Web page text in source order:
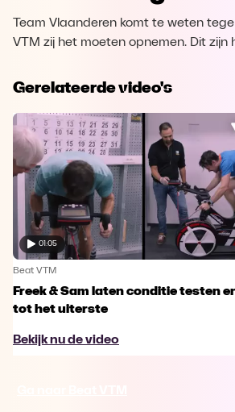
Team Vlaanderen komt te weten
VTM zij het moeten opnemen. Dit zijn
Gerelateerde video's
01:05
Beat VTM
Freek & Sam laten conditie testen
tot het uiterste
Bekijk nu de video